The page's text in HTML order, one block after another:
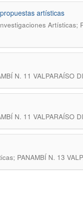
artísticas
Artísticas;
N. 11 VALPARAÍSO
N. 11 VALPARAÍSO
PANAMBÍ N. 13